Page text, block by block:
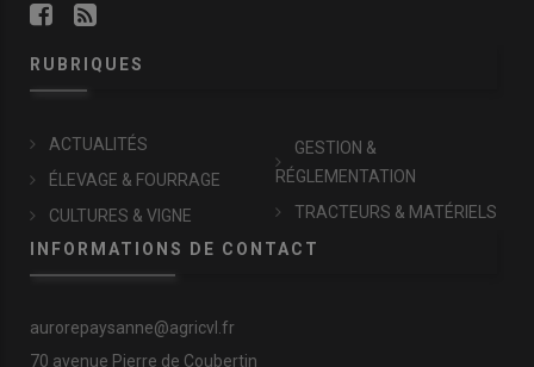
RUBRIQUES
ACTUALITÉS
ÉLEVAGE & FOURRAGE
CULTURES & VIGNE
GESTION &
RÉGLEMENTATION
TRACTEURS & MATÉRIELS
INFORMATIONS DE CONTACT
aurorepaysanne@agricvl.fr
70 avenue Pierre de Coubertin